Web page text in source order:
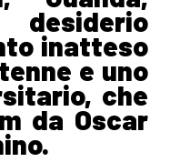
inatteso
e uno
che
da Oscar